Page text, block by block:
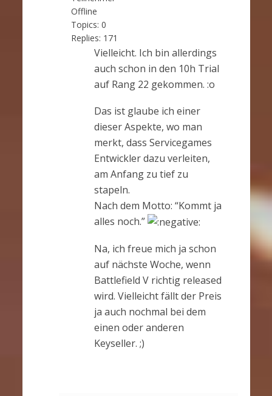
Offline
Topics: 0
Replies: 171
Vielleicht. Ich bin allerdings
auch schon in den 10h Trial
auf Rang 22 gekommen. :o
Das ist glaube ich einer
dieser Aspekte, wo man
merkt, dass Servicegames
Entwickler dazu verleiten,
am Anfang zu tief zu
stapeln.
Nach dem Motto: “Kommt ja
alles noch.”
Na, ich freue mich ja schon
auf nächste Woche, wenn
Battlefield V richtig released
wird. Vielleicht fällt der Preis
ja auch nochmal bei dem
einen oder anderen
Keyseller. ;)